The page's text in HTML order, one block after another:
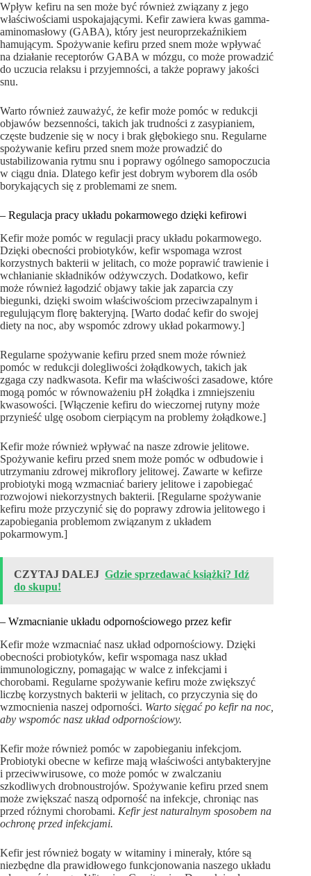
Wpływ kefiru na sen może być również związany z jego
właściwościami uspokajającymi. Kefir zawiera kwas gamma-
aminomasłowy (GABA), który jest neuroprzekaźnikiem
hamującym. Spożywanie kefiru przed snem może wpływać
na działanie receptorów GABA w mózgu, co może prowadzić
do uczucia relaksu i przyjemności, a także poprawy jakości
snu.
Warto również zauważyć, że kefir może pomóc w redukcji
objawów bezsenności, takich jak trudności z zasypianiem,
częste budzenie się w nocy i brak głębokiego snu. Regularne
spożywanie kefiru przed snem może prowadzić do
ustabilizowania rytmu snu i poprawy ogólnego samopoczucia
w ciągu dnia. Dlatego kefir jest dobrym wyborem dla osób
borykających się z problemami ze snem.
– Regulacja pracy układu pokarmowego dzięki kefirowi
Kefir może pomóc w regulacji pracy układu pokarmowego.
Dzięki obecności probiotyków, kefir wspomaga wzrost
korzystnych bakterii w jelitach, co może poprawić trawienie i
wchłanianie składników odżywczych. Dodatkowo, kefir
może również łagodzić objawy takie jak zaparcia czy
biegunki, dzięki swoim właściwościom przeciwzapalnym i
regulującym florę bakteryjną. [Warto dodać kefir do swojej
diety na noc, aby wspomóc zdrowy układ pokarmowy.]
Regularne spożywanie kefiru przed snem może również
pomóc w redukcji dolegliwości żołądkowych, takich jak
zgaga czy nadkwasota. Kefir ma właściwości zasadowe, które
mogą pomóc w równoważeniu pH żołądka i zmniejszeniu
kwasowości. [Włączenie kefiru do wieczornej rutyny może
przynieść ulgę osobom cierpiącym na problemy żołądkowe.]
Kefir może również wpływać na nasze zdrowie jelitowe.
Spożywanie kefiru przed snem może pomóc w odbudowie i
utrzymaniu zdrowej mikroflory jelitowej. Zawarte w kefirze
probiotyki mogą wzmacniać bariery jelitowe i zapobiegać
rozwojowi niekorzystnych bakterii. [Regularne spożywanie
kefiru może przyczynić się do poprawy zdrowia jelitowego i
zapobiegania problemom związanym z układem
pokarmowym.]
CZYTAJ DALEJ Gdzie sprzedawać książki? Idź
do skupu!
– Wzmacnianie układu odpornościowego przez kefir
Kefir może wzmacniać nasz układ odpornościowy. Dzięki
obecności probiotyków, kefir wspomaga nasz układ
immunologiczny, pomagając w walce z infekcjami i
chorobami. Regularne spożywanie kefiru może zwiększyć
liczbę korzystnych bakterii w jelitach, co przyczynia się do
wzmocnienia naszej odporności. Warto sięgać po kefir na noc,
aby wspomóc nasz układ odpornościowy.
Kefir może również pomóc w zapobieganiu infekcjom.
Probiotyki obecne w kefirze mają właściwości antybakteryjne
i przeciwwirusowe, co może pomóc w zwalczaniu
szkodliwych drobnoustrojów. Spożywanie kefiru przed snem
może zwiększać naszą odporność na infekcje, chroniąc nas
przed różnymi chorobami. Kefir jest naturalnym sposobem na
ochronę przed infekcjami.
Kefir jest również bogaty w witaminy i minerały, które są
niezbędne dla prawidłowego funkcjonowania naszego układu